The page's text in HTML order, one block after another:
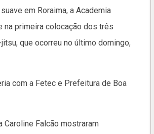
em Roraima, a Academia
na primeira colocação dos três
que ocorreu no último domingo,
com a Fetec e Prefeitura de Boa
Falcão mostraram